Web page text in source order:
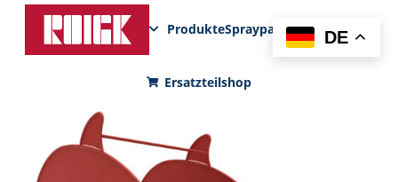
ProdukteSprayparksFunPadNews
Ersatzteilshop
DE